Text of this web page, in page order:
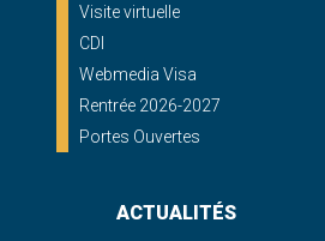
Visite virtuelle
CDI
Webmedia Visa
Rentrée 2026-2027
Portes Ouvertes
ACTUALITÉS